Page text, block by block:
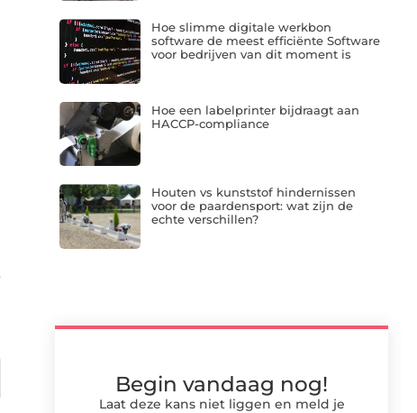
Hoe slimme digitale werkbon
software de meest efficiënte Software
voor bedrijven van dit moment is
Hoe een labelprinter bijdraagt aan
HACCP-compliance
Houten vs kunststof hindernissen
voor de paardensport: wat zijn de
echte verschillen?
Begin vandaag nog!
Laat deze kans niet liggen en meld je